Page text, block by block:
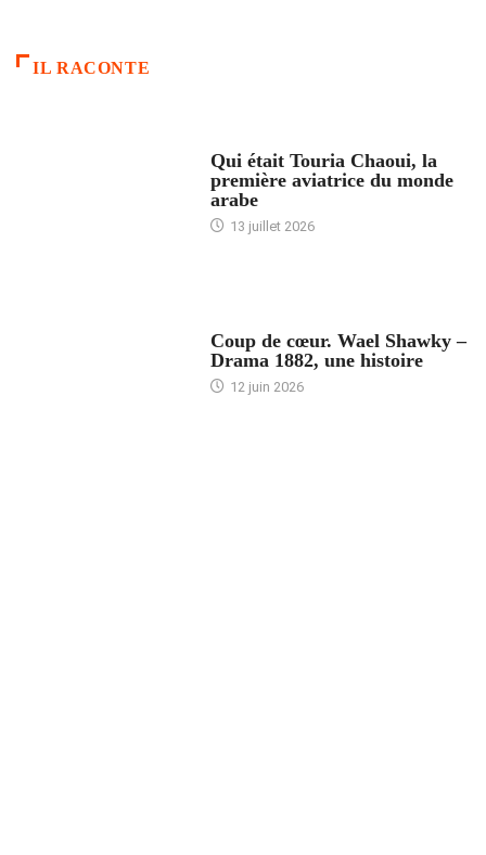
IL RACONTE
Qui était Touria Chaoui, la
première aviatrice du monde
arabe
13 juillet 2026
Coup de cœur. Wael Shawky –
Drama 1882, une histoire
12 juin 2026